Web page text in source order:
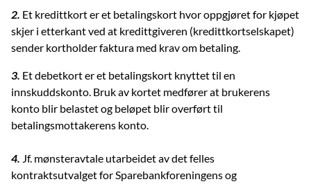
2. Et kredittkort er et betalingskort hvor oppgjøret for kjøpet
skjer i etterkant ved at kredittgiveren (kredittkortselskapet)
sender kortholder faktura med krav om betaling.
3. Et debetkort er et betalingskort knyttet til en
innskuddskonto. Bruk av kortet medfører at brukerens
konto blir belastet og beløpet blir overført til
betalingsmottakerens konto.
4. Jf. mønsteravtale utarbeidet av det felles
kontraktsutvalget for Sparebankforeningens og